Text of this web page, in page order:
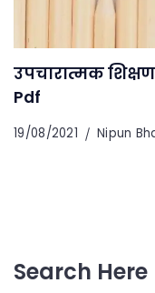
उपचारात्मक
Pdf
19/08/2021 Nipun
Search Here